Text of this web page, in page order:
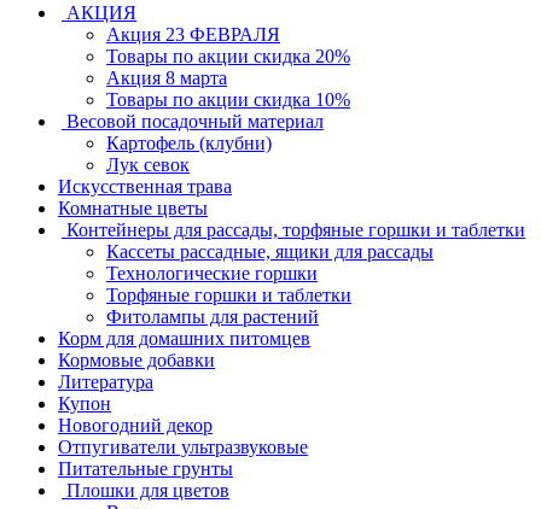
АКЦИЯ
Акция 23 ФЕВРАЛЯ
Товары по акции скидка 20%
Акция 8 марта
Товары по акции скидка 10%
Весовой посадочный материал
Картофель (клубни)
Лук севок
Искусственная трава
Комнатные цветы
Контейнеры для рассады, торфяные горшки и таблетки
Кассеты рассадные, ящики для рассады
Технологические горшки
Торфяные горшки и таблетки
Фитолампы для растений
Корм для домашних питомцев
Кормовые добавки
Литература
Купон
Новогодний декор
Отпугиватели ультразвуковые
Питательные грунты
Плошки для цветов